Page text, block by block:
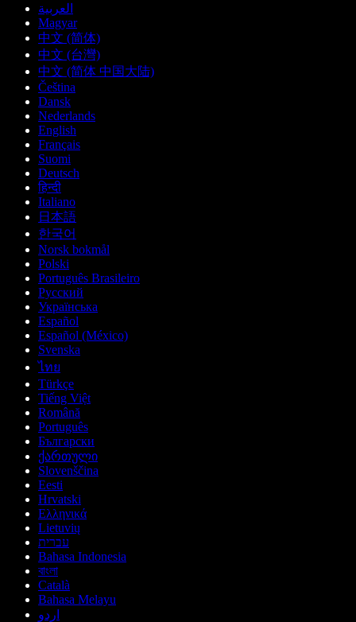
العربية
Magyar
中文 (简体)
中文 (台灣)
中文 (简体 中国大陆)
Čeština
Dansk
Nederlands
English
Français
Suomi
Deutsch
हिन्दी
Italiano
日本語
한국어
Norsk bokmål
Polski
Português Brasileiro
Русский
Українська
Español
Español (México)
Svenska
ไทย
Türkçe
Tiếng Việt
Română
Português
Български
ქართული
Slovenščina
Eesti
Hrvatski
Ελληνικά
Lietuvių
עברית
Bahasa Indonesia
বাংলা
Català
Bahasa Melayu
اردو